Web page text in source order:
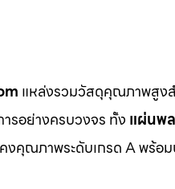
แหล่งรวมวัสดุคุณภาพสูงส
รอย่างครบวงจร ทั้ง แผ่นพ
งคุณภาพระดับเกรด A พร้